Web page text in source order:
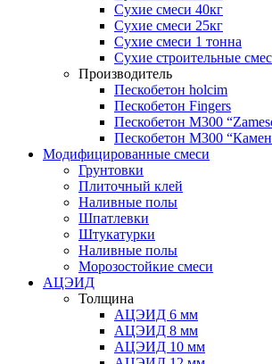
Сухие смеси 40кг
Сухие смеси 25кг
Сухие смеси 1 тонна
Сухие строительные
Производитель
Пескобетон holcim
Пескобетон Fingers
Пескобетон М300
Пескобетон М300
Модифицированные смеси
Грунтовки
Плиточный клей
Наливные полы
Шпатлевки
Штукатурки
Наливные полы
Морозостойкие смеси
АЦЭИД
Толщина
АЦЭИД 6 мм
АЦЭИД 8 мм
АЦЭИД 10 мм